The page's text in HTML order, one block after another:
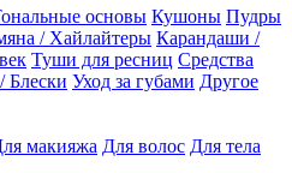
основы Кушоны Пудры
/ Хайлайтеры Карандаши /
Туши для ресниц Средства
Уход за губами Другое
макияжа Для волос Для тела